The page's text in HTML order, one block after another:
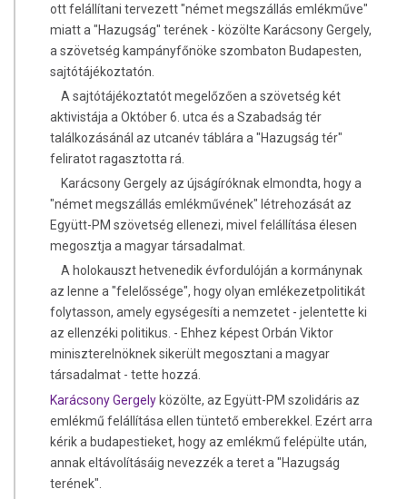
ott felállítani tervezett "német megszállás emlékműve"
miatt a "Hazugság" terének - közölte Karácsony Gergely,
a szövetség kampányfőnöke szombaton Budapesten,
sajtótájékoztatón.
A sajtótájékoztatót megelőzően a szövetség két
aktivistája a Október 6. utca és a Szabadság tér
találkozásánál az utcanév táblára a "Hazugság tér"
feliratot ragasztotta rá.
Karácsony Gergely az újságíróknak elmondta, hogy a
"német megszállás emlékművének" létrehozását az
Együtt-PM szövetség ellenezi, mivel felállítása élesen
megosztja a magyar társadalmat.
A holokauszt hetvenedik évfordulóján a kormánynak
az lenne a "felelőssége", hogy olyan emlékezetpolitikát
folytasson, amely egységesíti a nemzetet - jelentette ki
az ellenzéki politikus. - Ehhez képest Orbán Viktor
miniszterelnöknek sikerült megosztani a magyar
társadalmat - tette hozzá.
Karácsony Gergelyközölte, az Együtt-PM szolidáris az
emlékmű felállítása ellen tüntető emberekkel. Ezért arra
kérik a budapestieket, hogy az emlékmű felépülte után,
annak eltávolításáig nevezzék a teret a "Hazugság
terének".